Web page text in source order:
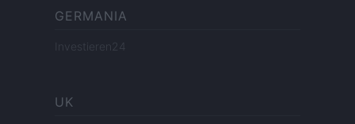
GERMANIA
Investieren24
UK